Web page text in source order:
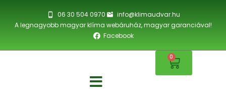
06 30 504 0970
info@klimaudvar.hu
A legnagyobb magyar klíma webáruház, magyar garanciával!
Facebook
0